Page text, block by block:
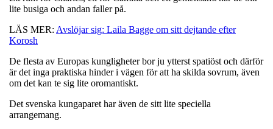
lite busiga och andan faller på.
LÄS MER: Avslöjar sig: Laila Bagge om sitt dejtande efter
Korosh
De flesta av Europas kungligheter bor ju ytterst spatiöst och därför
är det inga praktiska hinder i vägen för att ha skilda sovrum, även
om det kan te sig lite oromantiskt.
Det svenska kungaparet har även de sitt lite speciella
arrangemang.